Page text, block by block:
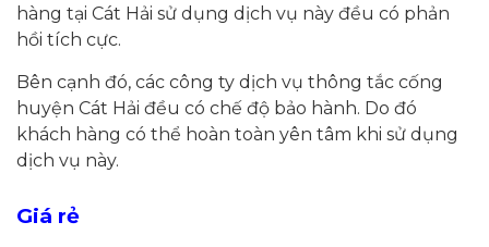
hàng tại Cát Hải sử dụng dịch vụ này đều có phản
hồi tích cực.
Bên cạnh đó, các công ty dịch vụ thông tắc cống
huyện Cát Hải đều có chế độ bảo hành. Do đó
khách hàng có thể hoàn toàn yên tâm khi sử dụng
dịch vụ này.
Giá rẻ